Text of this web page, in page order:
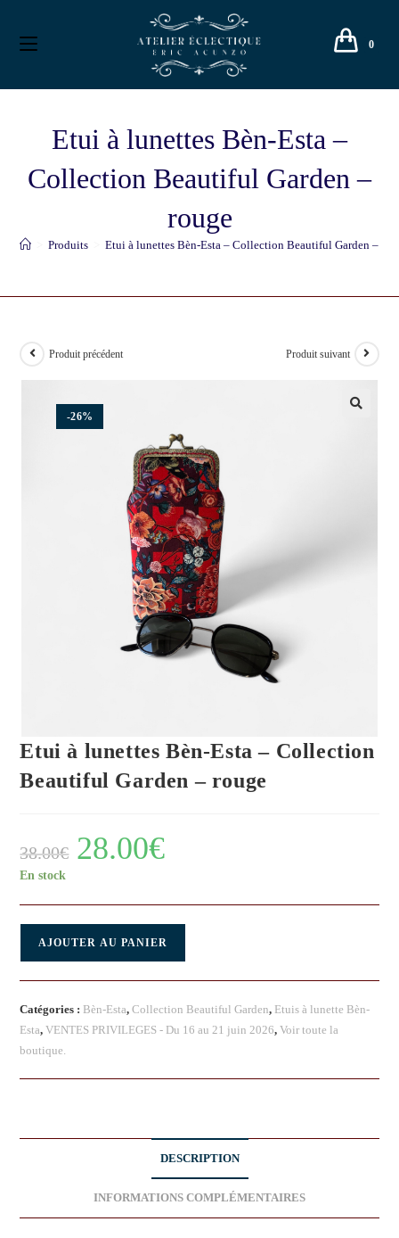
0
Etui à lunettes Bèn-Esta –
Collection Beautiful Garden –
rouge
Produits Etui à lunettes Bèn-Esta – Collection Beautiful Garden –
-26%
Produit précédent Produit suivant
Etui à lunettes Bèn-Esta – Collection
Beautiful Garden – rouge
38.00€ 28.00€
En stock
AJOUTER AU PANIER
Catégories : Bèn-Esta,Collection Beautiful Garden, Etuis à lunette Bèn-
Esta,VENTES PRIVILEGES - Du 16 au 21 juin 2026,Voir toute la
boutique.
DESCRIPTION
INFORMATIONS COMPLÉMENTAIRES